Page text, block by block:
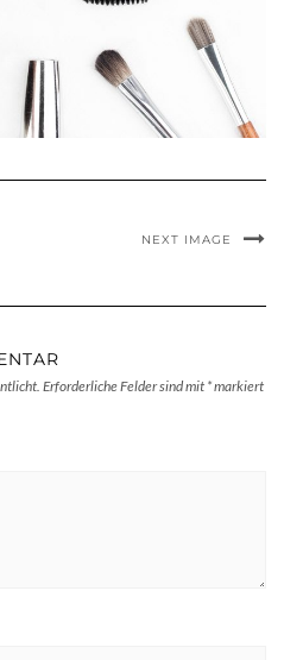
NEXT IMAGE
Erforderliche Felder sind mit *markiert